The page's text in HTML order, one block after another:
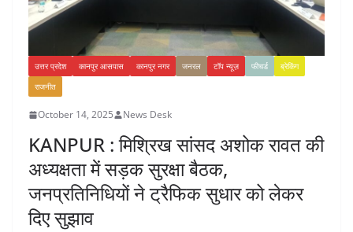
उत्तर प्रदेश कानपुर आसपास कानपुर नगर जनरल टॉप न्यूज़ फीचर्ड
ब्रेकिंग
राजनीत
October 14, 2025 News Desk
KANPUR : मिश्रिख सांसद अशोक रावत की
अध्यक्षता में सड़क सुरक्षा बैठक,
जनप्रतिनिधियों ने ट्रैफिक सुधार को लेकर
दिए सुझाव